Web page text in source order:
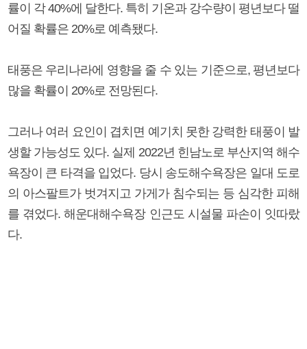
률이 각 40%에 달한다. 특히 기온과 강수량이 평년보다 떨
어질 확률은 20%로 예측됐다.
태풍은 우리나라에 영향을 줄 수 있는 기준으로, 평년보다
많을 확률이 20%로 전망된다.
그러나 여러 요인이 겹치면 예기치 못한 강력한 태풍이 발
생할 가능성도 있다. 실제 2022년 힌남노로 부산지역 해수
욕장이 큰 타격을 입었다. 당시 송도해수욕장은 일대 도로
의 아스팔트가 벗겨지고 가게가 침수되는 등 심각한 피해
를 겪었다. 해운대해수욕장 인근도 시설물 파손이 잇따랐
다.